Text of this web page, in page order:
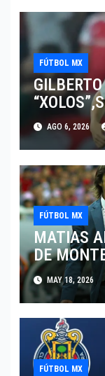
FÚTBOL MX
JUGAR
AGO 6, 2026
FÚTBOL MX
MATIAS
DE
MAY 18, 2026
FÚTBOL MX